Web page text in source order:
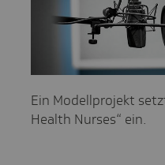
Ein Modellprojekt
Health Nurses“ ein.